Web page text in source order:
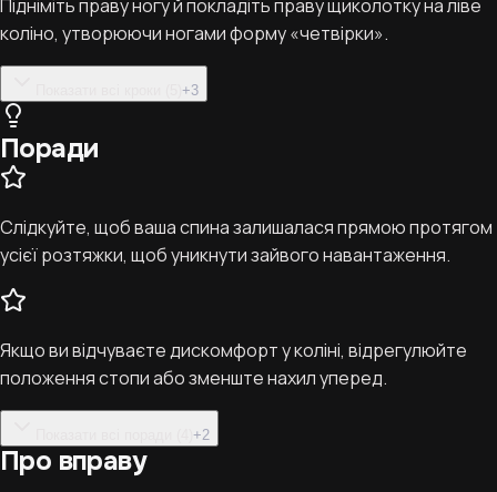
Підніміть праву ногу й покладіть праву щиколотку на ліве
коліно, утворюючи ногами форму «четвірки».
+3
Поради
Слідкуйте, щоб ваша спина залишалася прямою протягом
усієї розтяжки, щоб уникнути зайвого навантаження.
Якщо ви відчуваєте дискомфорт у коліні, відрегулюйте
положення стопи або зменште нахил уперед.
+2
Про вправу